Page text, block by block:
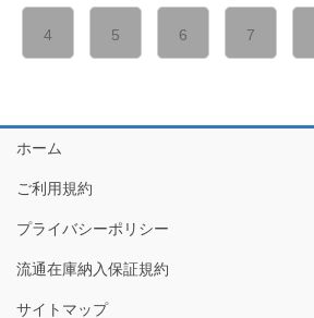
4 5 6 7
ホーム
ご利用規約
プライバシーポリシー
流通在庫納入保証規約
サイトマップ